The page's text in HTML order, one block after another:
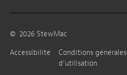
© 2026 StewMac
Accessibilité
Conditions générales
d’utilisation